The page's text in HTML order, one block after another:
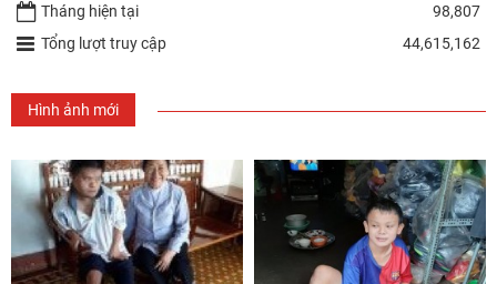
Tháng hiện tại
98,807
Tổng lượt truy cập
44,615,162
Hình ảnh mới